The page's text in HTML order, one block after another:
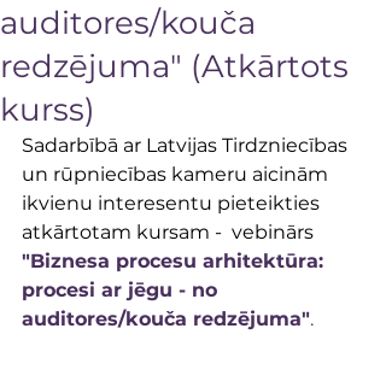
auditores/kouča
redzējuma" (Atkārtots
kurss)
Sadarbībā ar Latvijas Tirdzniecības
un rūpniecības kameru aicinām
ikvienu interesentu pieteikties
atkārtotam kursam -  vebinārs
"Biznesa procesu arhitektūra:
procesi ar jēgu - no
auditores/kouča redzējuma".